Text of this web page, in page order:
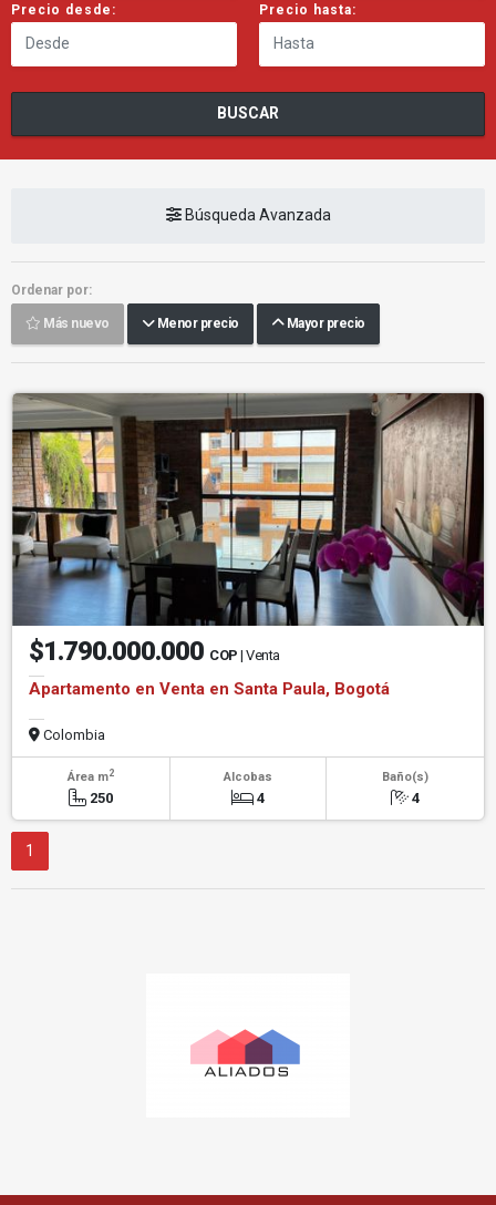
Precio desde: Precio hasta:
BUSCAR
Búsqueda Avanzada
Ordenar por:
Más nuevo Menor precio Mayor precio
$1.790.000.000 COP | Venta
Apartamento en Venta en Santa Paula, Bogotá
Colombia
Área m2
250
Alcobas
4
Baño(s)
4
1